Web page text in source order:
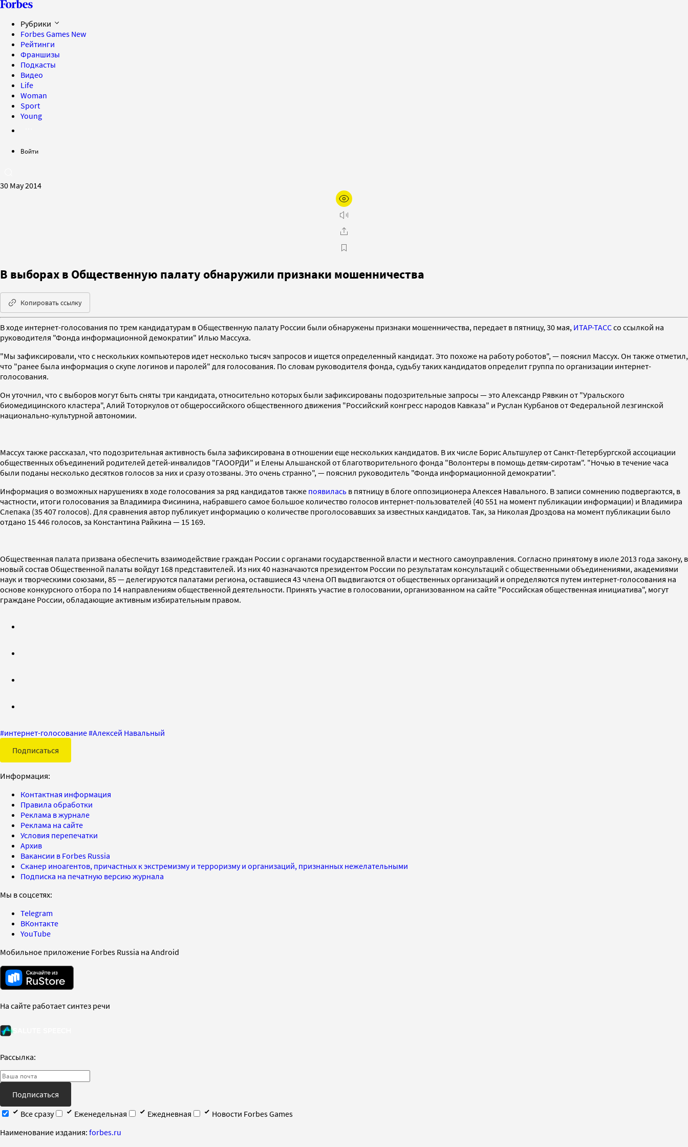
Рубрики
Forbes Games New
Рейтинги
Франшизы
Подкасты
Видео
Life
Woman
Sport
Young
Войти
30 May 2014
В выборах в Общественную палату обнаружили признаки мошенничества
Копировать ссылку
В ходе интернет-голосования по трем кандидатурам в Общественную палату России были обнаружены признаки мошенничества, передает в пятницу, 30 мая, ИТАР-ТАССсо ссылкой на
руководителя "Фонда информационной демократии" Илью Массуха.
"Мы зафиксировали, что с нескольких компьютеров идет несколько тысяч запросов и ищется определенный кандидат. Это похоже на работу роботов", — пояснил Массух. Он также отметил,
что "ранее была информация о скупе логинов и паролей" для голосования. По словам руководителя фонда, судьбу таких кандидатов определит группа по организации интернет-
голосования.
Он уточнил, что с выборов могут быть сняты три кандидата, относительно которых были зафиксированы подозрительные запросы — это Александр Рявкин от "Уральского
биомедицинского кластера", Алий Тоторкулов от общероссийского общественного движения "Российский конгресс народов Кавказа" и Руслан Курбанов от Федеральной лезгинской
национально-культурной автономии.
Массух также рассказал, что подозрительная активность была зафиксирована в отношении еще нескольких кандидатов. В их числе Борис Альтшулер от Санкт-Петербургской ассоциации
общественных объединений родителей детей-инвалидов "ГАООРДИ" и Елены Альшанской от благотворительного фонда "Волонтеры в помощь детям-сиротам". "Ночью в течение часа
были поданы несколько десятков голосов за них и сразу отозваны. Это очень странно", — пояснил руководитель "Фонда информационной демократии".
Информация о возможных нарушениях в ходе голосования за ряд кандидатов также появилась в пятницу в блоге оппозиционера Алексея Навального. В записи сомнению подвергаются, в
частности, итоги голосования за Владимира Фисинина, набравшего самое большое количество голосов интернет-пользователей (40 551 на момент публикации информации) и Владимира
Слепака (35 407 голосов). Для сравнения автор публикует информацию о количестве проголосовавших за известных кандидатов. Так, за Николая Дроздова на момент публикации было
отдано 15 446 голосов, за Константина Райкина — 15 169.
Общественная палата призвана обеспечить взаимодействие граждан России с органами государственной власти и местного самоуправления. Согласно принятому в июле 2013 года закону, в
новый состав Общественной палаты войдут 168 представителей. Из них 40 назначаются президентом России по результатам консультаций с общественными объединениями, академиями
наук и творческими союзами, 85 — делегируются палатами региона, оставшиеся 43 члена ОП выдвигаются от общественных организаций и определяются путем интернет-голосования на
основе конкурсного отбора по 14 направлениям общественной деятельности. Принять участие в голосовании, организованном на сайте "Российская общественная инициатива", могут
граждане России, обладающие активным избирательным правом.
#интернет-голосование#Алексей Навальный
Подписаться
Информация:
Контактная информация
Правила обработки
Реклама в журнале
Реклама на сайте
Условия перепечатки
Архив
Вакансии в Forbes Russia
Сканер иноагентов, причастных к экстремизму и терроризму и организаций, признанных нежелательными
Подписка на печатную версию журнала
Мы в соцсетях:
Telegram
ВКонтакте
YouTube
Мобильное приложение Forbes Russia на Android
На сайте работает синтез речи
Рассылка:
Подписаться
Все сразу
Еженедельная Ежедневная
Новости Forbes Games
Наименование издания: forbes.ru